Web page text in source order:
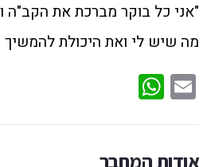
"אני כל בוקר מברכת את הקב"ה
מה שיש לי ואת היכולת להמשיך
Email
אודות המחבר